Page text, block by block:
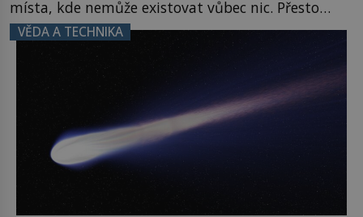
místa, kde nemůže existovat vůbec nic. Přesto
právě tady vědci objevují organismy, které
posouvají hranice života. Každý nový nález mění
naše představy o tom, co všechno dokáže příroda a
napovídá, kde bychom jednou […]
VĚDA A TECHNIKA